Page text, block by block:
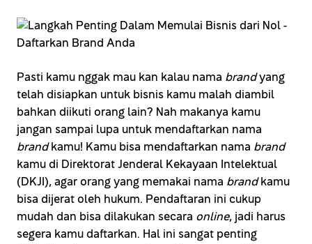
Pasti kamu nggak mau kan kalau nama brandyang
telah disiapkan untuk bisnis kamu malah diambil
bahkan diikuti orang lain? Nah makanya kamu
jangan sampai lupa untuk mendaftarkan nama
brandkamu! Kamu bisa mendaftarkan nama brand
kamu di Direktorat Jenderal Kekayaan Intelektual
(DKJI), agar orang yang memakai nama brandkamu
bisa dijerat oleh hukum. Pendaftaran ini cukup
mudah dan bisa dilakukan secara online, jadi harus
segera kamu daftarkan. Hal ini sangat penting